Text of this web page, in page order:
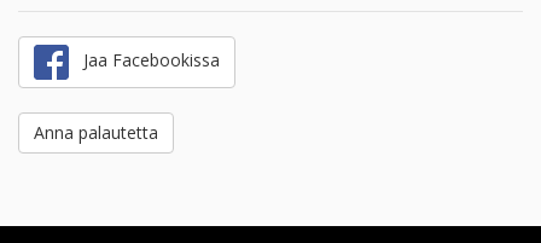
Jaa Facebookissa
Anna palautetta